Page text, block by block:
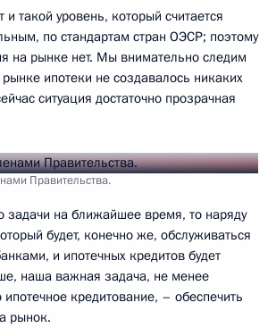
и такой уровень, который считается
по стандартам стран ОЭСР; поэтому
на рынке нет. Мы внимательно следим
ипотеки не создавалось никаких
ситуация достаточно прозрачная
Правительства.
задачи на ближайшее время, то наряду
будет, конечно же, обслуживаться
и ипотечных кредитов будет
наша важная задача, не менее
кредитование, – обеспечить
рынок.